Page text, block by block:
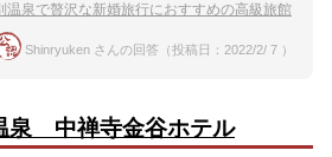
温泉で贅沢な新婚旅行におすすめの高級旅館
Shinryuken さんの回答（投稿日：2022/2/ 7 ）
泉 中禅寺金谷ホテル